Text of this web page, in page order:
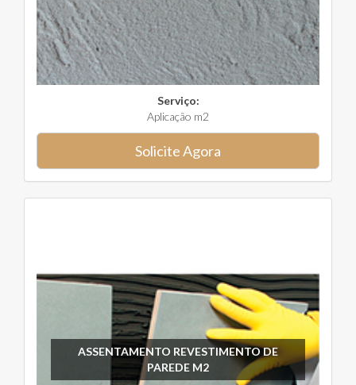
Serviço:
Aplicação m2
Solicite Agora
ASSENTAMENTO REVESTIMENTO DE
PAREDE M2